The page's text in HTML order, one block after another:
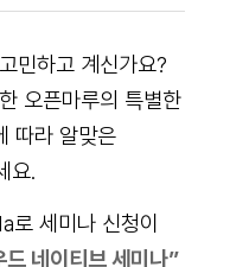
민하고 계신가요?
오픈마루의 특별한
따라 알맞은
요.
세미나 신청이
네이티브 세미나”